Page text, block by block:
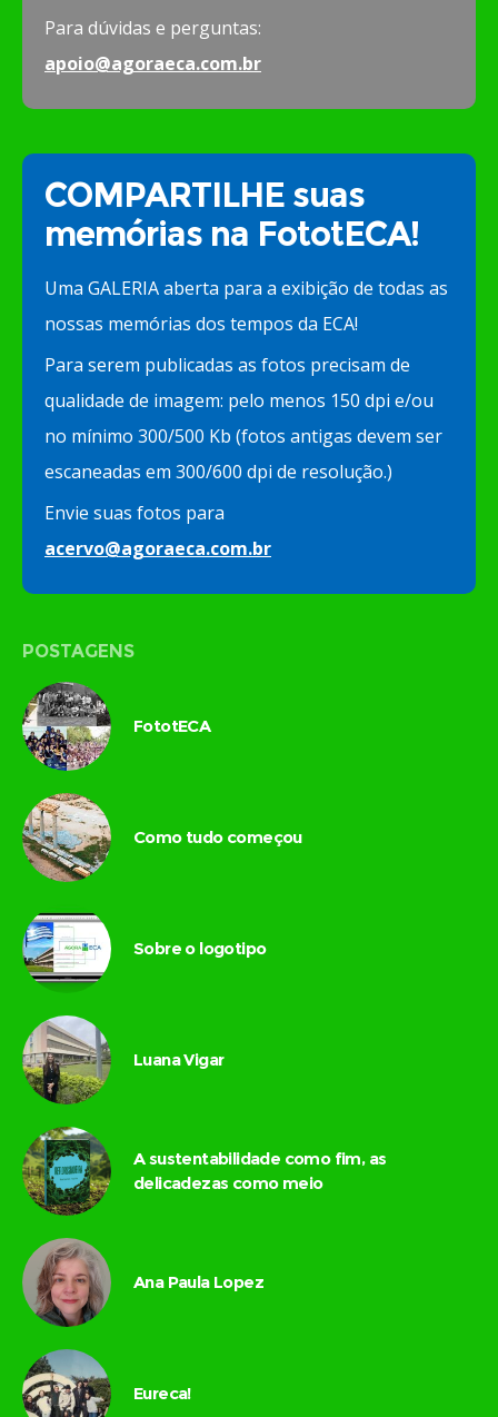
Para dúvidas e perguntas:
apoio@agoraeca.com.br
COMPARTILHE suas
memórias na FototECA!
Uma GALERIA aberta para a exibição de todas as
nossas memórias dos tempos da ECA!
Para serem publicadas as fotos precisam de
qualidade de imagem: pelo menos 150 dpi e/ou
no mínimo 300/500 Kb (fotos antigas devem ser
escaneadas em 300/600 dpi de resolução.)
Envie suas fotos para
acervo@agoraeca.com.br
POSTAGENS
FototECA
Como tudo começou
Sobre o logotipo
Luana Vigar
A sustentabilidade como fim, as
delicadezas como meio
Ana Paula Lopez
Eureca!